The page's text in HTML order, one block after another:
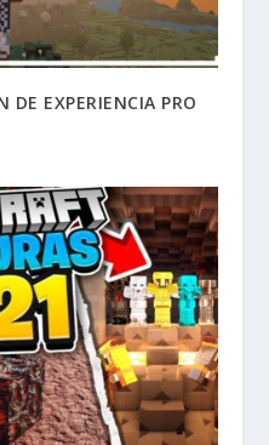
DE EXPERIENCIA PRO